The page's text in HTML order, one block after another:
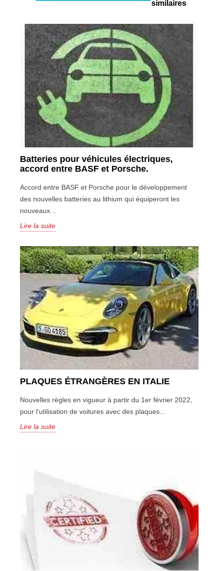
similaires
Batteries pour véhicules électriques,
accord entre BASF et Porsche.
Accord entre BASF et Porsche pour le développement
des nouvelles batteries au lithium qui équiperont les
nouveaux...
Lire la suite
PLAQUES ÉTRANGÈRES EN ITALIE
Nouvelles règles en vigueur à partir du 1er février 2022,
pour l'utilisation de voitures avec des plaques...
Lire la suite